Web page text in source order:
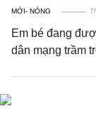
MỚI- NÓNG
Em bé đang
dân mạng trầm